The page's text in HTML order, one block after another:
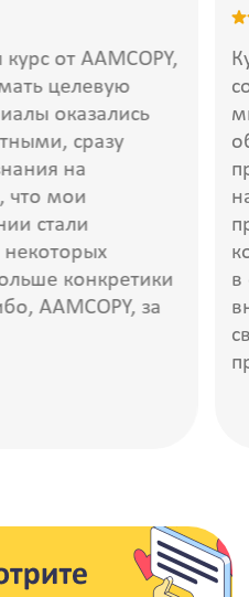
от AAMCOPY,
целевую
оказались
сразу
на
что мои
стали
конкретики
AAMCOPY, за
в